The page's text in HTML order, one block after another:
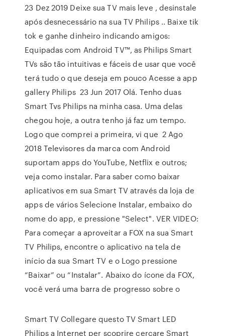
23 Dez 2019 Deixe sua TV mais leve , desinstale
após desnecessário na sua TV Philips .. Baixe tik
tok e ganhe dinheiro indicando amigos:
Equipadas com Android TV™, as Philips Smart
TVs são tão intuitivas e fáceis de usar que você
terá tudo o que deseja em pouco Acesse a app
gallery Philips 23 Jun 2017 Olá. Tenho duas
Smart Tvs Philips na minha casa. Uma delas
chegou hoje, a outra tenho já faz um tempo.
Logo que comprei a primeira, vi que 2 Ago
2018 Televisores da marca com Android
suportam apps do YouTube, Netflix e outros;
veja como instalar. Para saber como baixar
aplicativos em sua Smart TV através da loja de
apps de vários Selecione Instalar, embaixo do
nome do app, e pressione "Select". VER VIDEO:
Para começar a aproveitar a FOX na sua Smart
TV Philips, encontre o aplicativo na tela de
início da sua Smart TV e o Logo pressione
“Baixar” ou “Instalar”. Abaixo do ícone da FOX,
você verá uma barra de progresso sobre o
Smart TV Collegare questo TV Smart LED
Philips a Internet per scoprire cercare Smart